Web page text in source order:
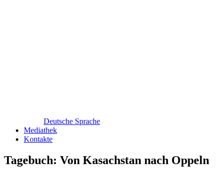
Deutsche Sprache
Mediathek
Kontakte
Tagebuch: Von Kasachstan nach Oppeln